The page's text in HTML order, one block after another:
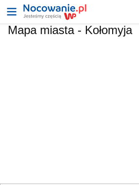
Mapa miasta - Kołomyja